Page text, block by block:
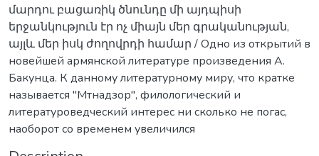
մարդու բացառիկ ծնունդը մի այդպիսի
երջանկություն էր ոչ միայն մեր գրականության,
այլև մեր իսկ ժողովրդի համար / Одно из открытий в
новейшей армянской литературе произведения A.
Бакунца. К данному литературному миру, что кратке
называется "Мтнадзор", филологический и
литературоведческий интерес ни сколько не погас,
наоборот со временем увеличился